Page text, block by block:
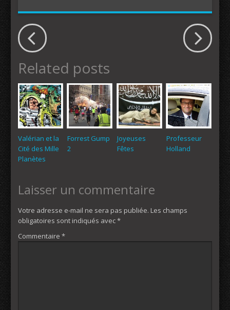
Related posts
Valérian et la
Cité des Mille
Planètes
Forrest Gump
2
Joyeuses
Fêtes
Professeur
Holland
Laisser un commentaire
Votre adresse e-mail ne sera pas publiée. Les champs
obligatoires sont indiqués avec*
Commentaire *